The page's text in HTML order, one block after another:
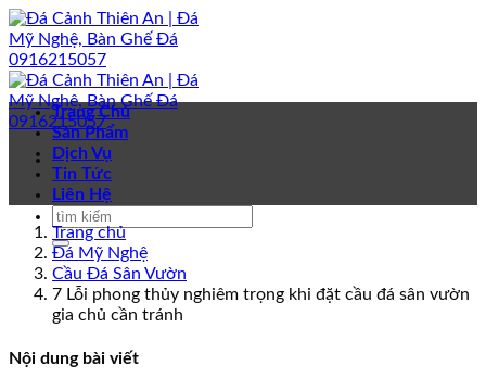
Bỏ
qua
nội
dung
Trang Chủ
Sản Phẩm
Dịch Vụ
Tin Tức
Liên Hệ
Trang chủ
Đá Mỹ Nghệ
Cầu Đá Sân Vườn
7 Lỗi phong thủy nghiêm trọng khi đặt cầu đá sân vườn
gia chủ cần tránh
Nội dung bài viết